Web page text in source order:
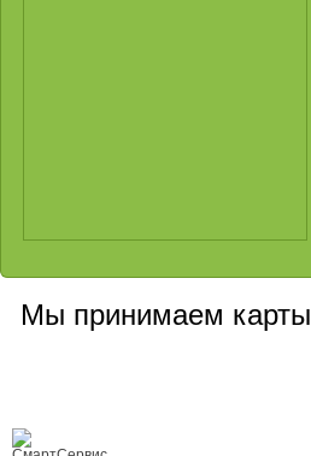
Мы принимаем карты